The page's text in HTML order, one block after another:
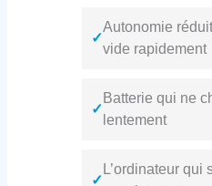
✓
Autonomie
vide rapidement
✓
Batterie qui ne
lentement
✓
L’ordinateur qui